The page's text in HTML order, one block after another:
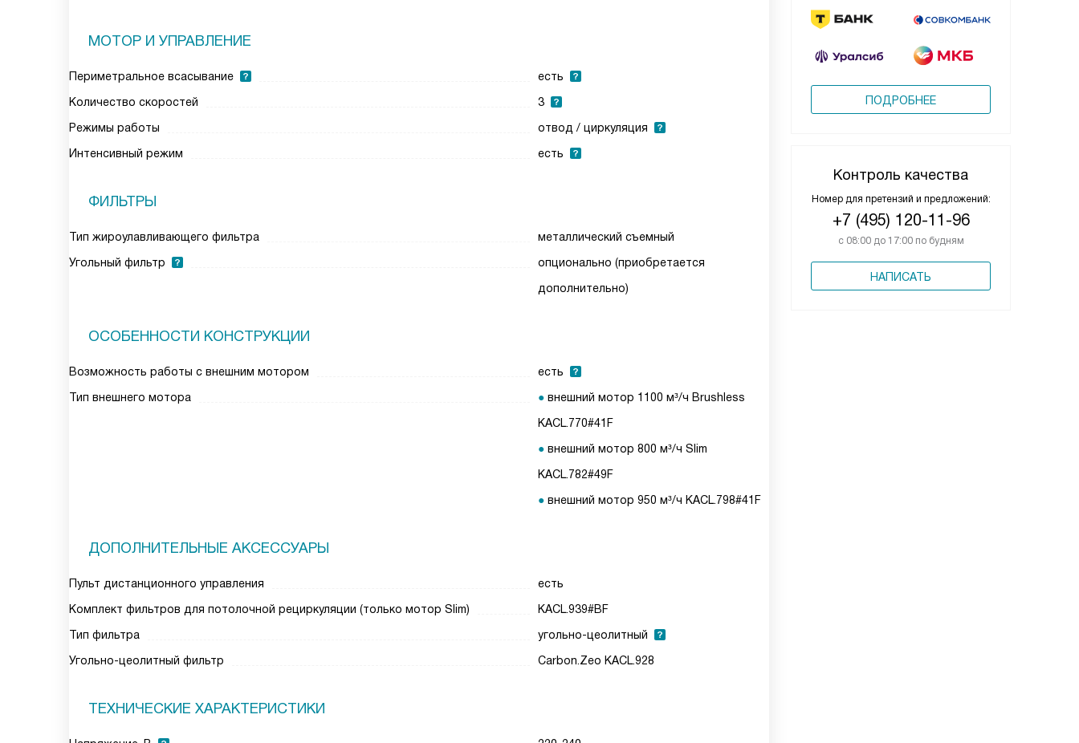
ПОДРОБНЕЕ
Контроль качества
Номер для претензий и предложений:
+7 (495) 120-11-96
с 08:00 до 17:00 по будням
НАПИСАТЬ
МОТОР И УПРАВЛЕНИЕ
Периметральное всасывание
есть
Количество скоростей
3
Режимы работы
отвод / циркуляция
Интенсивный режим
есть
ФИЛЬТРЫ
Тип жироулавливающего фильтра
металлический съемный
Угольный фильтр
опционально (приобретается
дополнительно)
ОСОБЕННОСТИ КОНСТРУКЦИИ
Возможность работы с внешним мотором
есть
Тип внешнего мотора
внешний мотор 1100 м³/ч Brushless
KACL.770#41F
внешний мотор 800 м³/ч Slim
KACL.782#49F
внешний мотор 950 м³/ч KACL.798#41F
ДОПОЛНИТЕЛЬНЫЕ АКСЕССУАРЫ
Пульт дистанционного управления
есть
Комплект фильтров для потолочной рециркуляции (только мотор Slim)
KACL.939#BF
Тип фильтра
угольно-цеолитный
Угольно-цеолитный фильтр
Carbon.Zeo KACL.928
ТЕХНИЧЕСКИЕ ХАРАКТЕРИСТИКИ